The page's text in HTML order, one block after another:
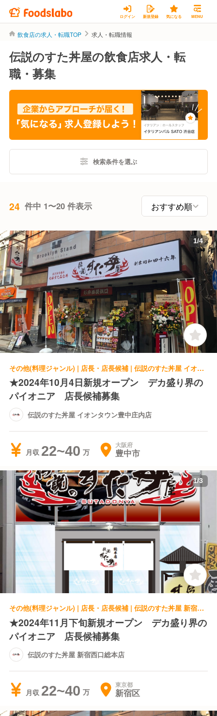
ログイン 新規登録 気になる MENU
飲食店の求人・転職TOP 求人・転職情報
伝説のすた丼屋の飲食店求人・転
職・募集
検索条件を選ぶ
24 件中 1〜20 件表示
1/4
その他(料理ジャンル) | 店長・店長候補 | 伝説のすた丼屋 イオンタウン豊中庄内店
★2024年10月4日新規オープン デカ盛り界の
パイオニア 店長候補募集
伝説のすた丼屋 イオンタウン豊中庄内店
月収 22~40 大阪府
豊中市
1/3
その他(料理ジャンル) | 店長・店長候補 | 伝説のすた丼屋 新宿西口総本店
★2024年11月下旬新規オープン デカ盛り界の
パイオニア 店長候補募集
伝説のすた丼屋 新宿西口総本店
月収 22~40 東京都
新宿区